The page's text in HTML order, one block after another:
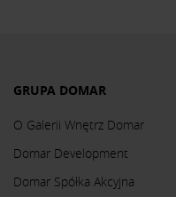
GRUPA DOMAR
O Galerii Wnętrz Domar
Domar Development
Domar Spółka Akcyjna